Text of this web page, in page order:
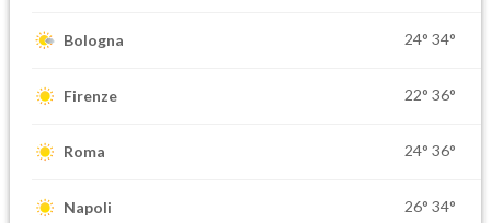
Bologna 24° 34°
Firenze 22° 36°
Roma 24° 36°
Napoli 26° 34°